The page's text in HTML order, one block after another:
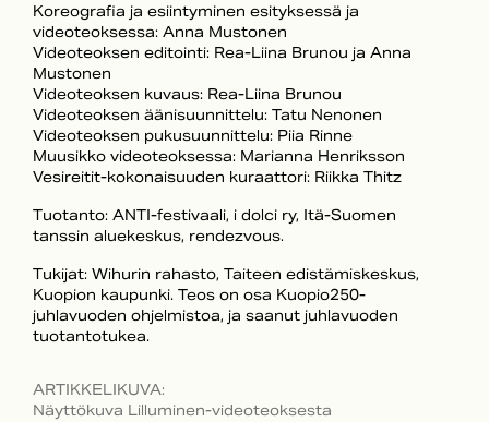
Koreografia ja esiintyminen esityksessä ja
videoteoksessa: Anna Mustonen
Videoteoksen editointi: Rea-Liina Brunou ja Anna
Mustonen
Videoteoksen kuvaus: Rea-Liina Brunou
Videoteoksen äänisuunnittelu: Tatu Nenonen
Videoteoksen pukusuunnittelu: Piia Rinne
Muusikko videoteoksessa: Marianna Henriksson
Vesireitit-kokonaisuuden kuraattori: Riikka Thitz
Tuotanto: ANTI-festivaali, i dolci ry, Itä-Suomen
tanssin aluekeskus, rendezvous.
Tukijat: Wihurin rahasto, Taiteen edistämiskeskus,
Kuopion kaupunki. Teos on osa Kuopio250-
juhlavuoden ohjelmistoa, ja saanut juhlavuoden
tuotantotukea.
ARTIKKELIKUVA:
Näyttökuva Lilluminen-videoteoksesta